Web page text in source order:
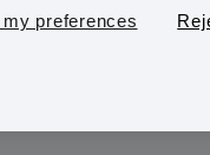
online ein Medikament
my preferences